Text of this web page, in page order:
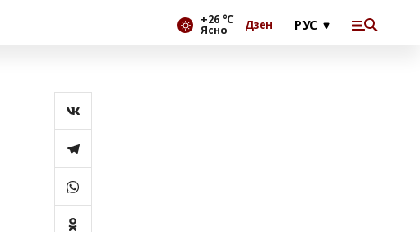
+26 °С
Ясно Дзен